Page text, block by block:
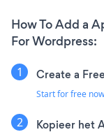
How To Add a
For Wordpress:
Create a
Start for free now
Kopieer het